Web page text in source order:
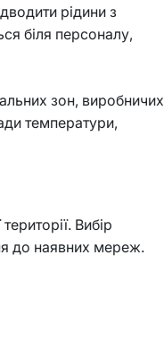
рідини з
біля персоналу,
зон, виробничих
температури,
Вибір
до наявних мереж.